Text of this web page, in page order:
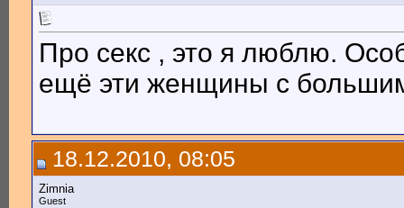
Про секс , это я люблю.
ещё эти женщины с
18.12.2010, 08:05
Zimnia
Guest